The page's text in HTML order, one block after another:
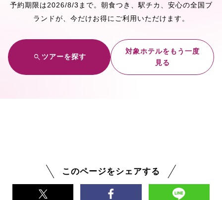
予約期限は 2026/8/3 まで 。朝食つき、駅チカ、安心の全国ブ
ランドが、今だけお得にご利用いただけます。
search ツアーを探す
対象ホテルをもう一度
見る
このページをシェアする